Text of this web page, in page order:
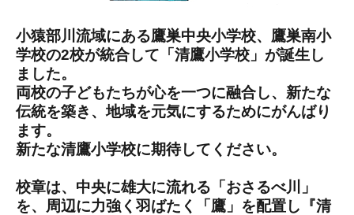
小猿部川流域にある鷹巣中央小学校、鷹巣南小
学校の2校が統合して「清鷹小学校」が誕生し
ました。
両校の子どもたちが心を一つに融合し、新たな
伝統を築き、地域を元気にするためにがんばり
ます。
新たな清鷹小学校に期待してください。
校章は、中央に雄大に流れる「おさるべ川」
を、周辺に力強く羽ばたく「鷹」を配置し『清